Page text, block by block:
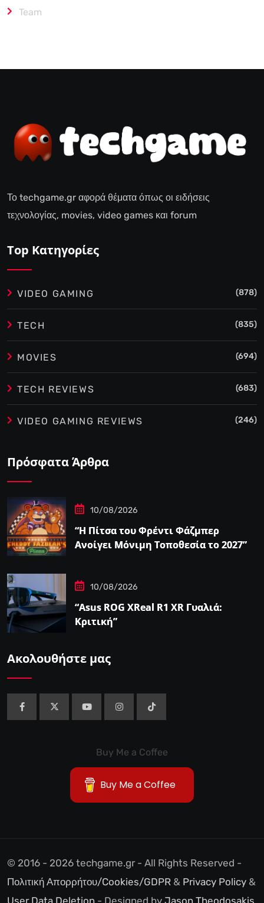
Team
Το techgame.gr αφορά θέματα όπως οι ειδήσεις
τεχνολογίας, movies, video games και forum
Top Κατηγορίες
VIDEO GAMING (878)
TECH (835)
MOVIES (694)
TECH REVIEWS (683)
VIDEO GAMING REVIEWS (246)
Πρόσφατα Άρθρα
10/08/2026
“Η Πίτσα του Φρέντι Φάζμπερ
Ανοίγει Μόνιμη Τοποθεσία το 2027”
10/08/2026
“Asus ROG XReal R1 XR Γυαλιά:
Κριτική”
Ακολουθήστε μας
Buy Me a Coffee
Buy Me a Coffee
© 2016 - 2026 techgame.gr - All Rights Reserved -
Πολιτική Απορρήτου/Cookies/GDPR & Privacy Policy &